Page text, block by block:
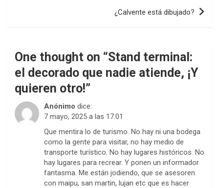
¿Calvente está dibujado?
One thought on “Stand terminal:
el decorado que nadie atiende, ¡Y
quieren otro!”
Anónimo dice:
7 mayo, 2025 a las 17:01
Que mentira lo de turismo. No hay ni una bodega
como la gente para visitar, no hay medio de
transporte turístico. No hay lugares históricos. No
hay lugares para recrear. Y ponen un informador
fantasma. Me están jodiendo, que se asesoren
con maipu, san martin, lujan etc que es hacer